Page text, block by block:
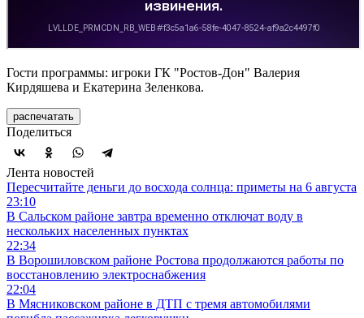
Гости программы: игроки ГК "Ростов-Дон" Валерия
Кирдяшева и Екатерина Зеленкова.
распечатать
Поделиться
Лента новостей
Пересчитайте деньги до восхода солнца: приметы на 6 августа
23:10
В Сальском районе завтра временно отключат воду в
нескольких населенных пунктах
22:34
В Ворошиловском районе Ростова продолжаются работы по
восстановлению электроснабжения
22:04
В Мясниковском районе в ДТП с тремя автомобилями